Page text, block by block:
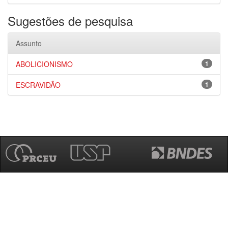
Sugestões de pesquisa
Assunto
1
ABOLICIONISMO
1
ESCRAVIDÃO